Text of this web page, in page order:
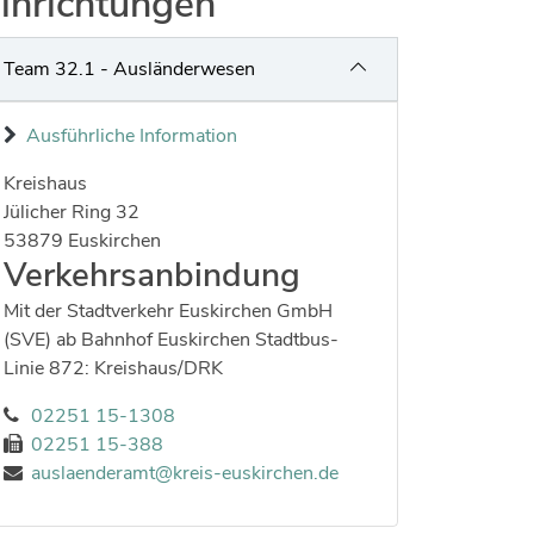
Team 32.1 - Ausländerwesen
Ausführliche Information
Kreishaus
Strasse:
Jülicher Ring Hausnummer:
32
Postleitzahl:
53879 Ort:
Euskirchen
Verkehrsanbindung
Mit der Stadtverkehr Euskirchen GmbH
(SVE) ab Bahnhof Euskirchen Stadtbus-
Linie 872: Kreishaus/DRK
02251 15-1308
02251 15-388
auslaenderamt@kreis-euskirchen.de